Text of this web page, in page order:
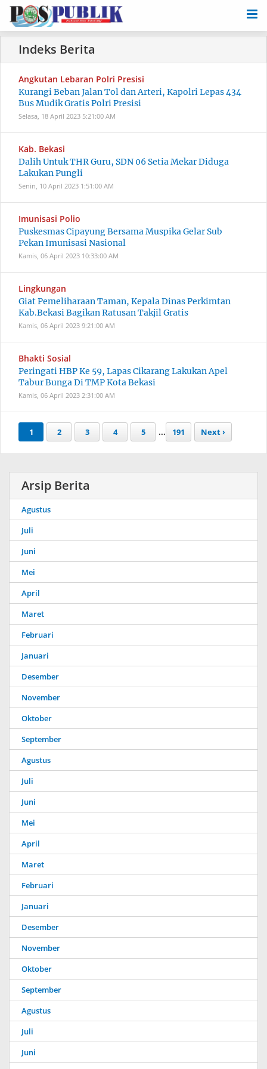
Angkutan Lebaran Polri Presisi
Kurangi Beban Jalan Tol dan Arteri, Kapolri Lepas 434
Bus Mudik Gratis Polri Presisi
Selasa, 18 April 2023 5:21:00 AM
Kab. Bekasi
Dalih Untuk THR Guru, SDN 06 Setia Mekar Diduga
Lakukan Pungli
Senin, 10 April 2023 1:51:00 AM
Imunisasi Polio
Puskesmas Cipayung Bersama Muspika Gelar Sub
Pekan Imunisasi Nasional
Kamis, 06 April 2023 10:33:00 AM
Lingkungan
Giat Pemeliharaan Taman, Kepala Dinas Perkimtan
Kab.Bekasi Bagikan Ratusan Takjil Gratis
Kamis, 06 April 2023 9:21:00 AM
Bhakti Sosial
Peringati HBP Ke 59, Lapas Cikarang Lakukan Apel
Tabur Bunga Di TMP Kota Bekasi
Kamis, 06 April 2023 2:31:00 AM
1 2 3 4 5 ... 191 Next ›
Arsip Berita
Agustus
Juli
Juni
Mei
April
Maret
Februari
Januari
Desember
November
Oktober
September
Agustus
Juli
Juni
Mei
April
Maret
Februari
Januari
Desember
November
Oktober
September
Agustus
Juli
Juni